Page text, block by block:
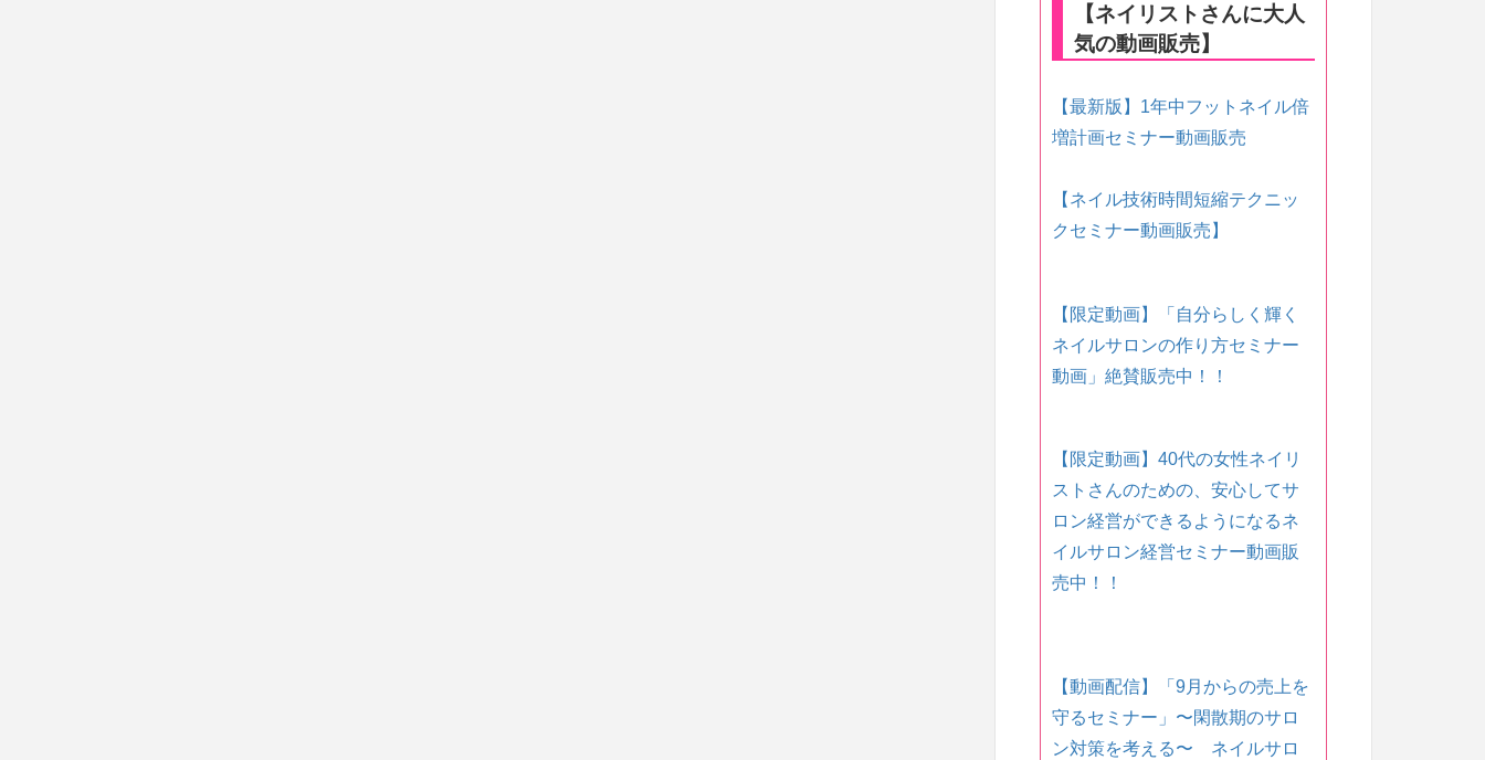
【ネイリストさんに大人
気の動画販売】
【最新版】1年中フットネイル倍
増計画セミナー動画販売
【ネイル技術時間短縮テクニッ
クセミナー動画販売】
【限定動画】「自分らしく輝く
ネイルサロンの作り方セミナー
動画」絶賛販売中！！
【限定動画】40代の女性ネイリ
ストさんのための、安心してサ
ロン経営ができるようになるネ
イルサロン経営セミナー動画販
売中！！
【動画配信】「9月からの売上を
守るセミナー」〜 閑散期のサロ
ン対策を考える〜 ネイルサロ